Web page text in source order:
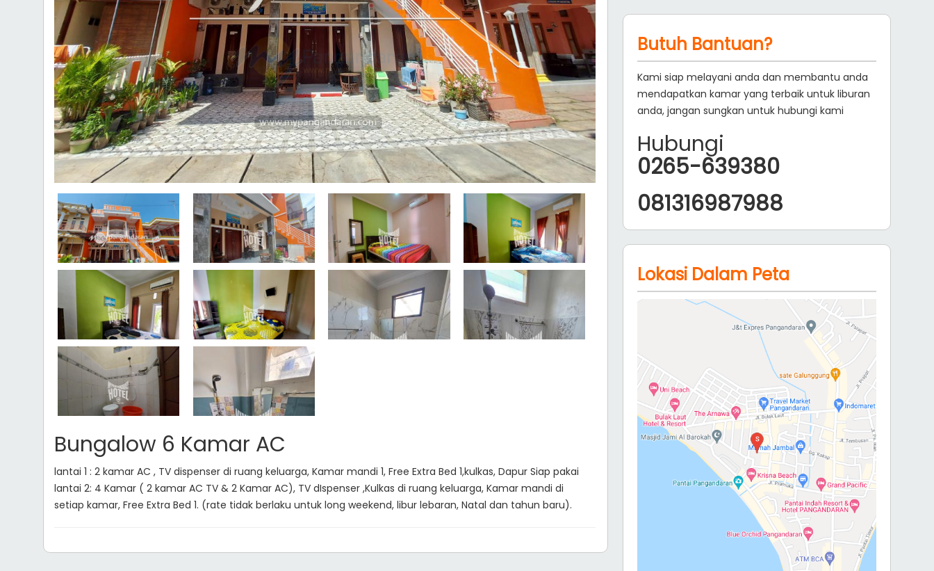
Bungalow 6 Kamar AC
lantai 1 : 2 kamar AC , TV dispenser di ruang keluarga, Kamar mandi 1, Free Extra Bed 1,kulkas, Dapur Siap pakai
lantai 2: 4 Kamar ( 2 kamar AC TV & 2 Kamar AC), TV dIspenser ,Kulkas di ruang keluarga, Kamar mandi di
setiap kamar, Free Extra Bed 1. (rate tidak berlaku untuk long weekend, libur lebaran, Natal dan tahun baru).
Butuh Bantuan?
Kami siap melayani anda dan membantu anda
mendapatkan kamar yang terbaik untuk liburan
anda, jangan sungkan untuk hubungi kami
Hubungi
0265-639380
081316987988
Lokasi Dalam Peta